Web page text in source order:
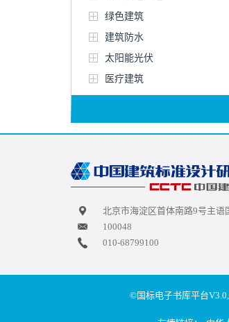
绿色建筑
建筑防水
太阳能光伏
医疗建筑
北京市海淀区首体南路9号主语
100048
010-68799100
©国标电子书库平台